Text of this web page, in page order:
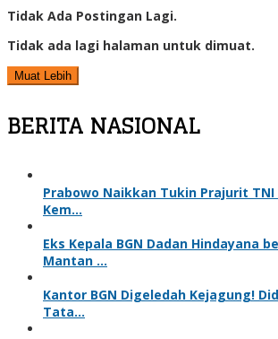
Tidak Ada Postingan Lagi.
Tidak ada lagi halaman untuk dimuat.
Muat Lebih
BERITA NASIONAL
Prabowo Naikkan Tukin Prajurit
Kem…
Eks Kepala BGN Dadan Hindayana
Mantan …
Kantor BGN Digeledah Kejagung!
Tata…